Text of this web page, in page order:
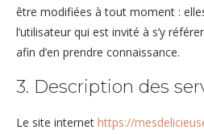
être modifiées à tout moment :
l’utilisateur qui est invité à s’y
afin d’en prendre connaissance.
3. Description des
Le site internet https://